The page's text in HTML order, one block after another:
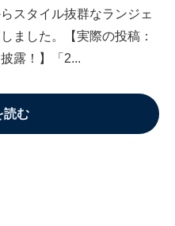
スタイル抜群なランジェ
ました。【実際の投稿：
露！】「2...
読む